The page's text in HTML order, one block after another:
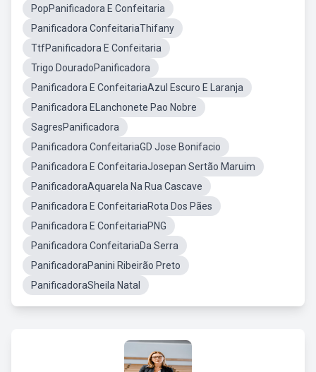
PopPanificadora E Confeitaria
Panificadora ConfeitariaThifany
TtfPanificadora E Confeitaria
Trigo DouradoPanificadora
Panificadora E ConfeitariaAzul Escuro E Laranja
Panificadora ELanchonete Pao Nobre
SagresPanificadora
Panificadora ConfeitariaGD Jose Bonifacio
Panificadora E ConfeitariaJosepan Sertão Maruim
PanificadoraAquarela Na Rua Cascave
Panificadora E ConfeitariaRota Dos Pães
Panificadora E ConfeitariaPNG
Panificadora ConfeitariaDa Serra
PanificadoraPanini Ribeirão Preto
PanificadoraSheila Natal